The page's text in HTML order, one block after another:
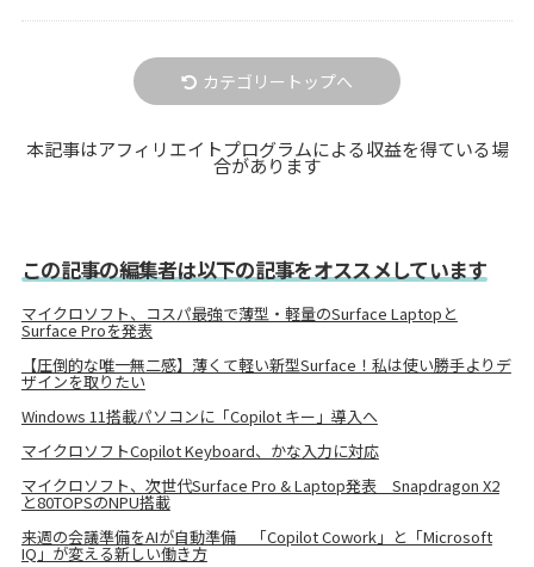
カテゴリートップへ
本記事はアフィリエイトプログラムによる収益を得ている場
合があります
この記事の編集者は以下の記事をオススメしています
マイクロソフト、コスパ最強で薄型・軽量のSurface Laptopと
Surface Proを発表
【圧倒的な唯一無二感】薄くて軽い新型Surface！私は使い勝手よりデ
ザインを取りたい
Windows 11搭載パソコンに「Copilot キー」導入へ
マイクロソフトCopilot Keyboard、かな入力に対応
マイクロソフト、次世代Surface Pro & Laptop発表 Snapdragon X2
と80TOPSのNPU搭載
来週の会議準備をAIが自動準備 「Copilot Cowork」と「Microsoft
IQ」が変える新しい働き方